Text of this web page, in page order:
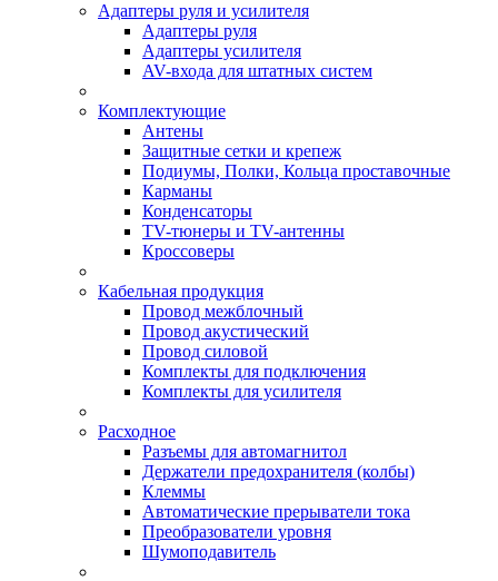
Адаптеры руля и усилителя
Адаптеры руля
Адаптеры усилителя
AV-входа для штатных систем
Комплектующие
Антены
Защитные сетки и крепеж
Подиумы, Полки, Кольца проставочные
Карманы
Конденсаторы
TV-тюнеры и TV-антенны
Кроссоверы
Кабельная продукция
Провод межблочный
Провод акустический
Провод силовой
Комплекты для подключения
Комплекты для усилителя
Расходное
Разъемы для автомагнитол
Держатели предохранителя (колбы)
Клеммы
Автоматические прерыватели тока
Преобразователи уровня
Шумоподавитель